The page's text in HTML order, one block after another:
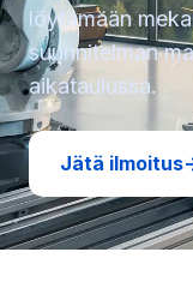
löytämään
suunnitelman
aikataulussa.
Jätä ilmoitus